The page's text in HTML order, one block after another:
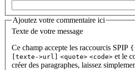
Ajoutez votre commentaire ici
Texte de votre message
Ce champ accepte les raccourcis SPIP
[texte->url]
<quote> <code> et le
créer des paragraphes, laissez